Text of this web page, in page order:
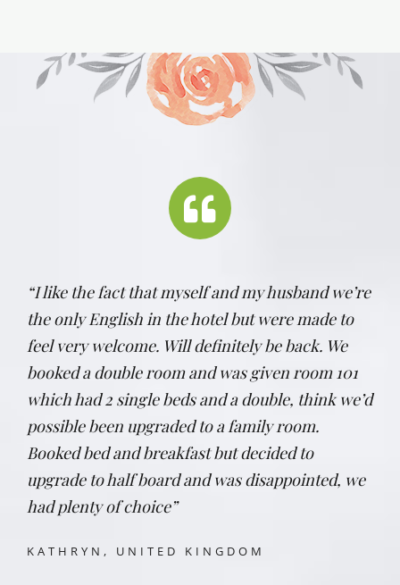
“I like the fact that myself and my husband we’re
the only English in the hotel but were made to
feel very welcome. Will definitely be back. We
booked a double room and was given room 101
which had 2 single beds and a double, think we’d
possible been upgraded to a family room.
Booked bed and breakfast but decided to
upgrade to half board and was disappointed, we
had plenty of choice”
KATHRYN, UNITED KINGDOM